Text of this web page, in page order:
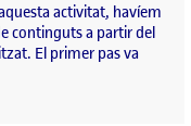
activitat, havíem
continguts a partir del
El primer pas va